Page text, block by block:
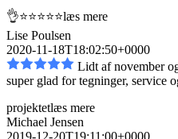
👌⭐️⭐️⭐️⭐️⭐️læs mere
Lise Poulsen
2020-11-18T18:02:50+0000
Lidt af november
super glad for tegninger, service
projektetlæs mere
Michael Jensen